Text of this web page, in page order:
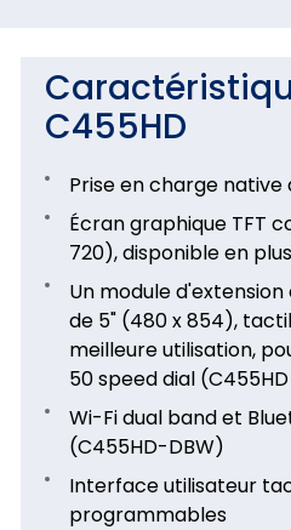
C455HD
Prise en charge
Écran graphique TFT
720), disponible en
Un module
de 5" (480 x 854),
meilleure utilisation,
50 speed dial
Wi-Fi dual band et
(C455HD-DBW)
Interface utilisateur
programmables